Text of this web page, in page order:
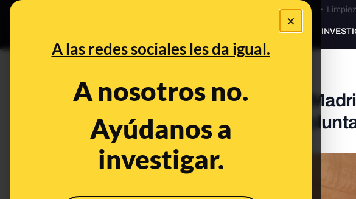
×
A las redes sociales les da igual.
A nosotros no.
Ayúdanos a
investigar.
Bulos Ceuta •
PREBUNKING
Rastreadores en la Comunidad de
mayo a la propuesta de contratar
Aug 5, 2020, 9:53:51 AM